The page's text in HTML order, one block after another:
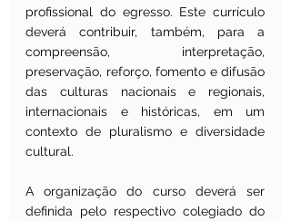
profissional do egresso. Este currículo
deverá contribuir, também, para a
compreensão, interpretação,
preservação, reforço, fomento e difusão
das culturas nacionais e regionais,
internacionais e históricas, em um
contexto de pluralismo e diversidade
cultural.
A organização do curso deverá ser
definida pelo respectivo colegiado do